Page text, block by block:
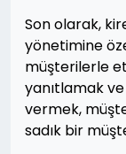
Son olarak,
yönetimine
müşterilerle
yanıtlamak
vermek,
sadık bir